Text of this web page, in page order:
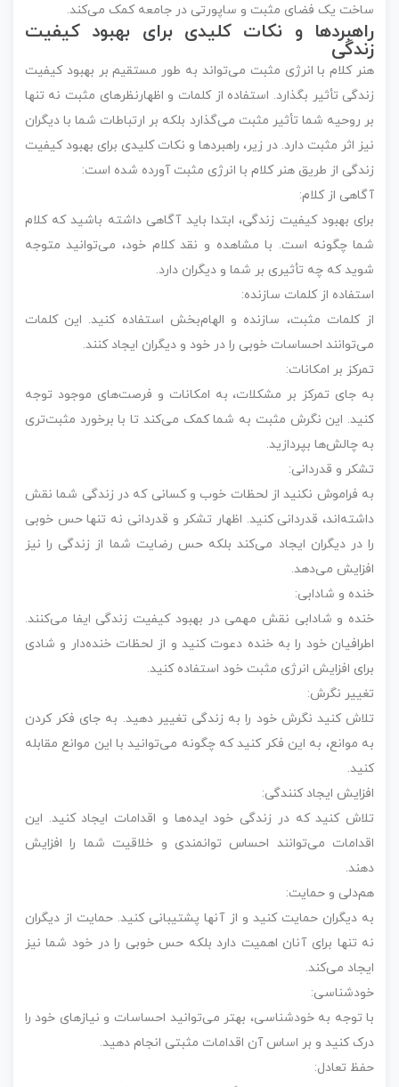
ساخت یک فضای مثبت و ساپورتی در جامعه کمک می‌کند.
راهبردها و نکات کلیدی برای بهبود کیفیت
زندگی
هنر کلام با انرژی مثبت می‌تواند به طور مستقیم بر بهبود کیفیت
زندگی تأثیر بگذارد. استفاده از کلمات و اظهارنظرهای مثبت نه تنها
بر روحیه شما تأثیر مثبت می‌گذارد بلکه بر ارتباطات شما با دیگران
نیز اثر مثبت دارد. در زیر، راهبردها و نکات کلیدی برای بهبود کیفیت
زندگی از طریق هنر کلام با انرژی مثبت آورده شده است:
آگاهی از کلام:
برای بهبود کیفیت زندگی، ابتدا باید آگاهی داشته باشید که کلام
شما چگونه است. با مشاهده و نقد کلام خود، می‌توانید متوجه
شوید که چه تأثیری بر شما و دیگران دارد.
استفاده از کلمات سازنده:
از کلمات مثبت، سازنده و الهام‌بخش استفاده کنید. این کلمات
می‌توانند احساسات خوبی را در خود و دیگران ایجاد کنند.
تمرکز بر امکانات:
به جای تمرکز بر مشکلات، به امکانات و فرصت‌های موجود توجه
کنید. این نگرش مثبت به شما کمک می‌کند تا با برخورد مثبت‌تری
به چالش‌ها بپردازید.
تشکر و قدردانی:
به فراموش نکنید از لحظات خوب و کسانی که در زندگی شما نقش
داشته‌اند، قدردانی کنید. اظهار تشکر و قدردانی نه تنها حس خوبی
را در دیگران ایجاد می‌کند بلکه حس رضایت شما از زندگی را نیز
افزایش می‌دهد.
خنده و شادابی:
خنده و شادابی نقش مهمی در بهبود کیفیت زندگی ایفا می‌کنند.
اطرافیان خود را به خنده دعوت کنید و از لحظات خنده‌دار و شادی
برای افزایش انرژی مثبت خود استفاده کنید.
تغییر نگرش:
تلاش کنید نگرش خود را به زندگی تغییر دهید. به جای فکر کردن
به موانع، به این فکر کنید که چگونه می‌توانید با این موانع مقابله
کنید.
افزایش ایجاد کنندگی:
تلاش کنید که در زندگی خود ایده‌ها و اقدامات ایجاد کنید. این
اقدامات می‌توانند احساس توانمندی و خلاقیت شما را افزایش
دهند.
هم‌دلی و حمایت:
به دیگران حمایت کنید و از آنها پشتیبانی کنید. حمایت از دیگران
نه تنها برای آنان اهمیت دارد بلکه حس خوبی را در خود شما نیز
ایجاد می‌کند.
خودشناسی:
با توجه به خودشناسی، بهتر می‌توانید احساسات و نیازهای خود را
درک کنید و بر اساس آن اقدامات مثبتی انجام دهید.
حفظ تعادل: